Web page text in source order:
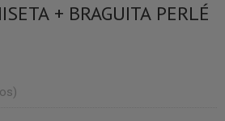
+ BRAGUITA PERLÉ